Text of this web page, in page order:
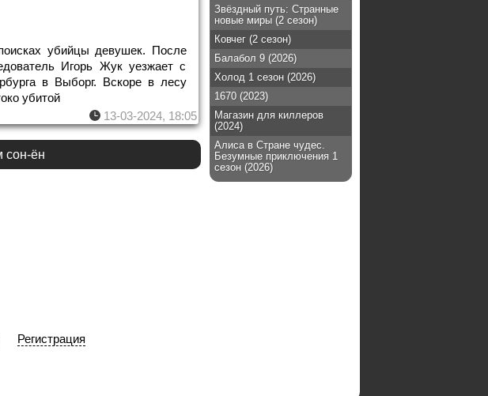
убийцы девушек. После
Игорь Жук уезжает с
в Выборг. Вскоре в лесу
убитой
13-03-2024, 18:05
сон-ён
Звёздный путь: Странные
новые миры (2 сезон)
Ковчег (2 сезон)
Балабол 9 (2026)
Холод 1 сезон (2026)
1670 (2023)
Магазин для киллеров
(2024)
Алиса в Стране чудес.
Безумные приключения 1
сезон (2026)
Регистрация